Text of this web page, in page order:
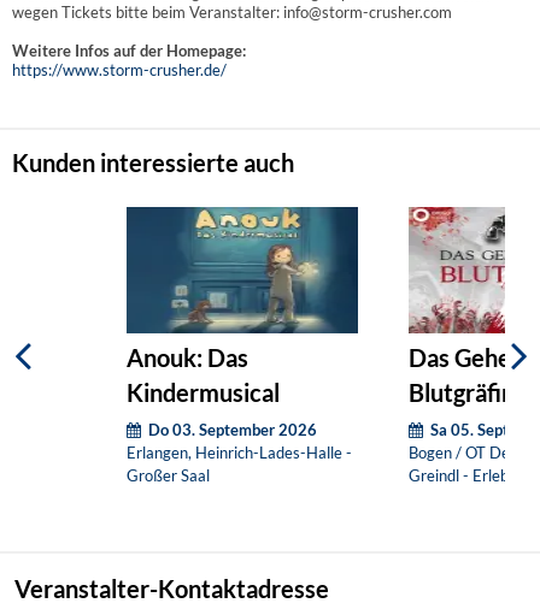
wegen Tickets bitte beim Veranstalter: info@storm-crusher.com
Weitere Infos auf der Homepage:
https://www.storm-crusher.de/
Kunden interessierte auch
Anouk: Das
Kindermusical
Do 03. September 2026
Erlangen, Heinrich-Lades-Halle -
Großer Saal
Das
Blutgräfin
Killer)
Sa 05.
Bogen / OT
Greindl -
Veranstalter-Kontaktadresse